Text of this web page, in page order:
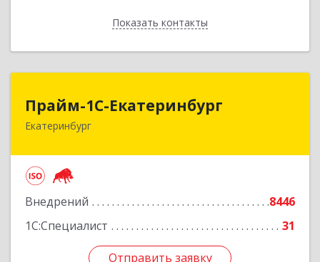
Показать контакты
Назад
Прайм-1С-Екатеринбург
Екатеринбург
Внедрений
8446
1С:Специалист
31
Отправить заявку
Прайм-1С-Екатеринбург
620142, Свердловская обл, Екатеринбург г, 8
Отправить заявку